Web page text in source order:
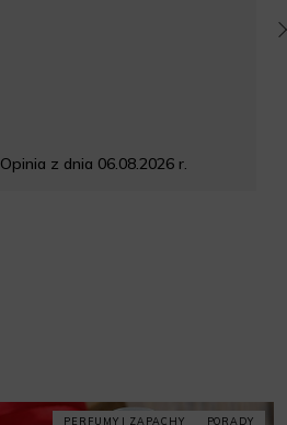
Opinia z dnia 06.08.2026 r.
PERFUMY I ZAPACHY PORADY